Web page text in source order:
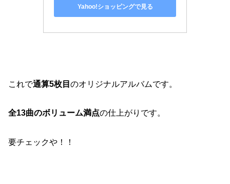
Yahoo!ショッピングで見る
これで通算5枚目 のオリジナルアルバムです。
全13曲のボリューム満点の仕上がりです。
要チェックや！！